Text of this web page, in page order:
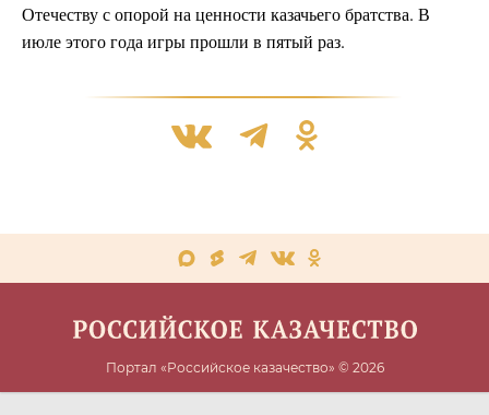
Отечеству с опорой на ценности казачьего братства. В
июле этого года игры прошли в пятый раз.
Портал «Российское казачество» © 2026